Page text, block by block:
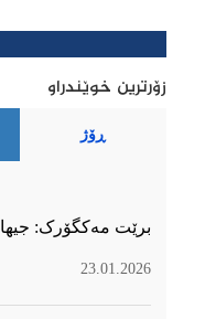
زۆرترین خوێندراو
ڕۆژ
برێت مەکگۆرک:
23.01.2026